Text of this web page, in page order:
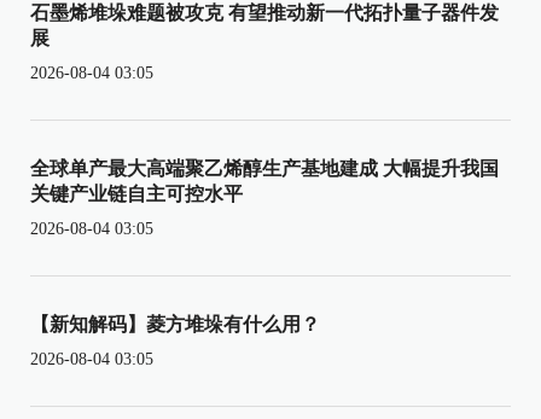
石墨烯堆垛难题被攻克 有望推动新一代拓扑量子器件发
展
2026-08-04 03:05
全球单产最大高端聚乙烯醇生产基地建成 大幅提升我国
关键产业链自主可控水平
2026-08-04 03:05
【新知解码】菱方堆垛有什么用？
2026-08-04 03:05